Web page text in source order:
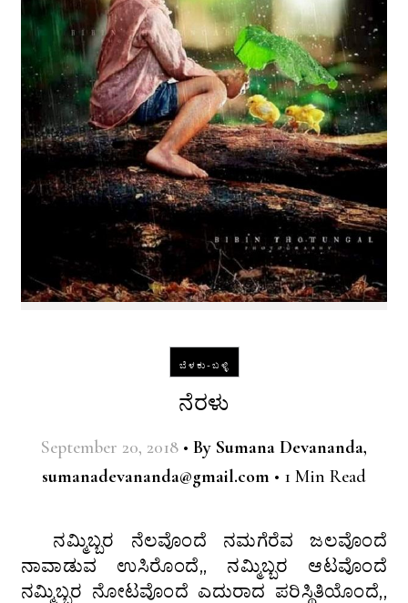
ಬೆಳಕು-ಬಳ್ಳಿ
ನೆರಳು
September 20, 2018 • By Sumana Devananda,
sumanadevananda@gmail.com • 1 Min Read
ನಮ್ಮಿಬ್ಬರ ನೆಲವೊಂದೆ ನಮಗೆರೆವ ಜಲವೊಂದೆ
ನಾವಾಡುವ ಉಸಿರೊಂದೆ,, ನಮ್ಮಿಬ್ಬರ ಆಟವೊಂದೆ
ನಮ್ಮಿಬ್ಬರ ನೋಟವೊಂದೆ ಎದುರಾದ ಪರಿಸ್ಥಿತಿಯೊಂದೆ,,